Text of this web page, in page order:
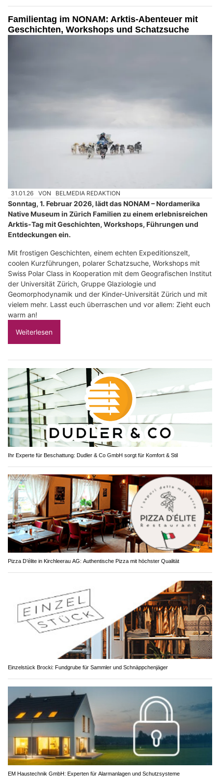
Familientag im NONAM: Arktis-Abenteuer mit
Geschichten, Workshops und Schatzsuche
31.01.26 VON BELMEDIA REDAKTION
Sonntag, 1. Februar 2026, lädt das NONAM – Nordamerika
Native Museum in Zürich Familien zu einem erlebnisreichen
Arktis-Tag mit Geschichten, Workshops, Führungen und
Entdeckungen ein.
Mit frostigen Geschichten, einem echten Expeditionszelt,
coolen Kurzführungen, polarer Schatzsuche, Workshops mit
Swiss Polar Class in Kooperation mit dem Geografischen Institut
der Universität Zürich, Gruppe Glaziologie und
Geomorphodynamik und der Kinder-Universität Zürich und mit
vielem mehr. Lasst euch überraschen und vor allem: Zieht euch
warm an!
Weiterlesen
Ihr Experte für Beschattung: Dudler & Co GmbH sorgt für Komfort & Stil
Pizza D’élite in Kirchleerau AG: Authentische Pizza mit höchster Qualität
Einzelstück Brocki: Fundgrube für Sammler und Schnäppchenjäger
EM Haustechnik GmbH: Experten für Alarmanlagen und Schutzsysteme